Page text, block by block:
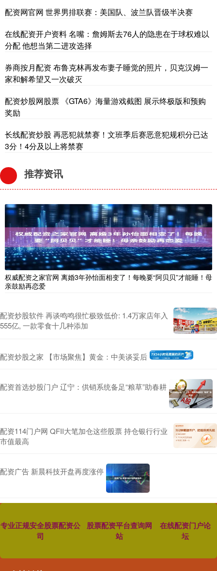
配资网官网 世界男排联赛：美国队、波兰队晋级半决赛
在线配资开户资料 名嘴：詹姆斯去76人的隐患在于球权难以
分配 他想当第二进攻选择
券商按月配资 布鲁克林再发布妻子睡觉的照片，贝克汉姆一
家和解希望又一次破灭
配资炒股网股票 《GTA6》海量游戏截图 展示终极版和预购
奖励
长线配资炒股 再恶犯就禁赛！文班季后赛恶意犯规积分已达
3分！4分及以上将禁赛
推荐资讯
权威配资之家官网 离婚3年孙怡面相变了！每晚要“阿贝贝”才能睡！母
亲鼓励再恋爱
配资炒股软件 再谈鸣鸣很忙极致低价: 1.4万家店年入
555亿, 一款零食十几种添加
配资炒股之家 【市场聚焦】黄金：中美谈妥后
配资首选炒股门户 辽宁：供销系统备足“粮草”助春耕
配资114门户网 QFII大笔加仓这些股票 持仓银行行业
市值最高
配资广告 新晨科技开盘再度涨停
专业正规安全股票配资公
司
股票配资平台查询网
站
在线配资门户论
坛